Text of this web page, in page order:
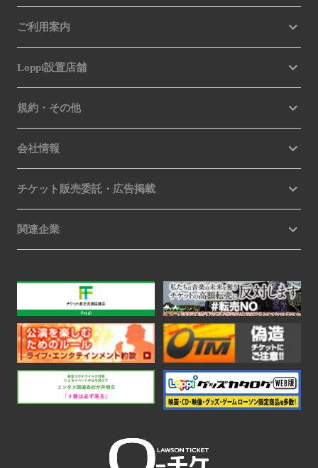
ご利用案内
Loppi設置店舗
規約・その他
会社情報
チケット販売委託・広告掲載
関連企業